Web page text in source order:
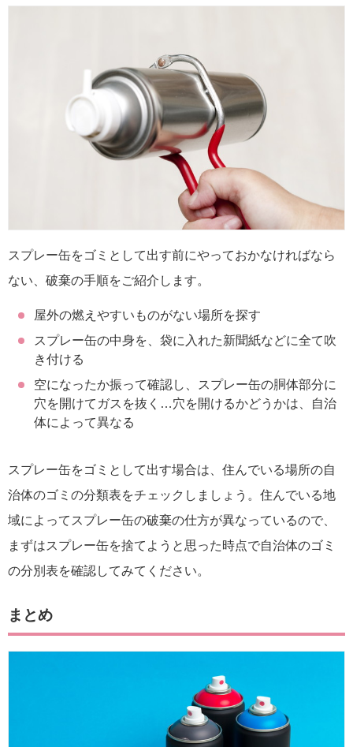
スプレー缶をゴミとして出す前にやっておかなければなら
ない、破棄の手順をご紹介します。
屋外の燃えやすいものがない場所を探す
スプレー缶の中身を、袋に入れた新聞紙などに全て吹
き付ける
空になったか振って確認し、スプレー缶の胴体部分に
穴を開けてガスを抜く…穴を開けるかどうかは、自治
体によって異なる
スプレー缶をゴミとして出す場合は、住んでいる場所の自
治体のゴミの分類表をチェックしましょう。住んでいる地
域によってスプレー缶の破棄の仕方が異なっているので、
まずはスプレー缶を捨てようと思った時点で自治体のゴミ
の分別表を確認してみてください。
まとめ